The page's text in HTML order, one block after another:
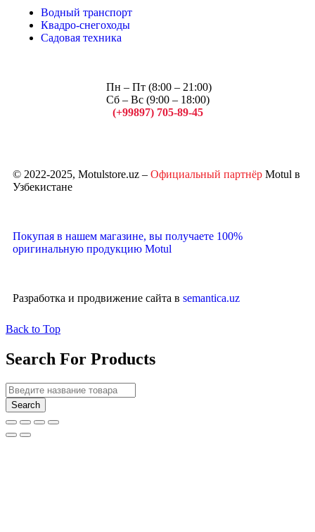
Водный транспорт
Квадро-снегоходы
Садовая техника
Пн – Пт (8:00 – 21:00)
Сб – Вс (9:00 – 18:00)
(+99897) 705-89-45
© 2022-2025, Motulstore.uz – Официальный партнёр Motul в
Узбекистане
Покупая в нашем магазине, вы получаете 100%
оригинальную продукцию Motul
Разработка и продвижение сайта в semantica.uz
Back to Top
Search For Products